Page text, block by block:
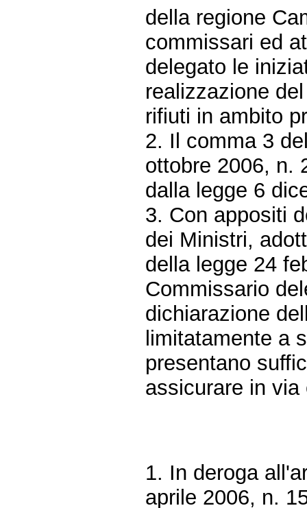
della regione
commissari ed
delegato le
realizzazione
rifiuti in ambito
2. Il comma 3
ottobre 2006, n.
dalla legge 6
3. Con appositi
dei Ministri,
della legge 24
Commissario
dichiarazione
limitatamente a
presentano
assicurare in
1. In deroga
aprile 2006, n.